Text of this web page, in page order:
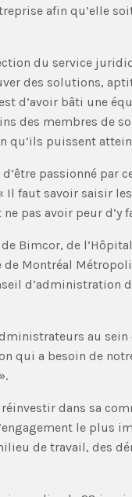
afin qu’elle
du service
des solutions,
d’avoir bâti une
des membres
qu’ils puissent
passionné par
Il faut savoir saisir
pas avoir peur d’y
Bimcor, de
Montréal
d’administration
au
a besoin de
dans sa
le plus
de travail, des